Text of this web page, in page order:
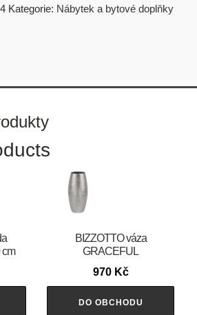
Kategorie: Nábytek a bytové doplňky
cm
BIZZOTTO váza
GRACEFUL
970 Kč
DO OBCHODU